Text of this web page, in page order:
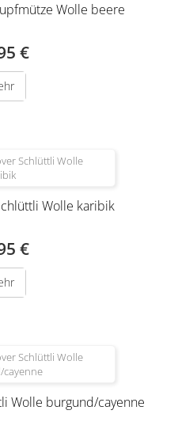
Wolle beere
€
Wolle karibik
€
Wolle burgund/cayenne